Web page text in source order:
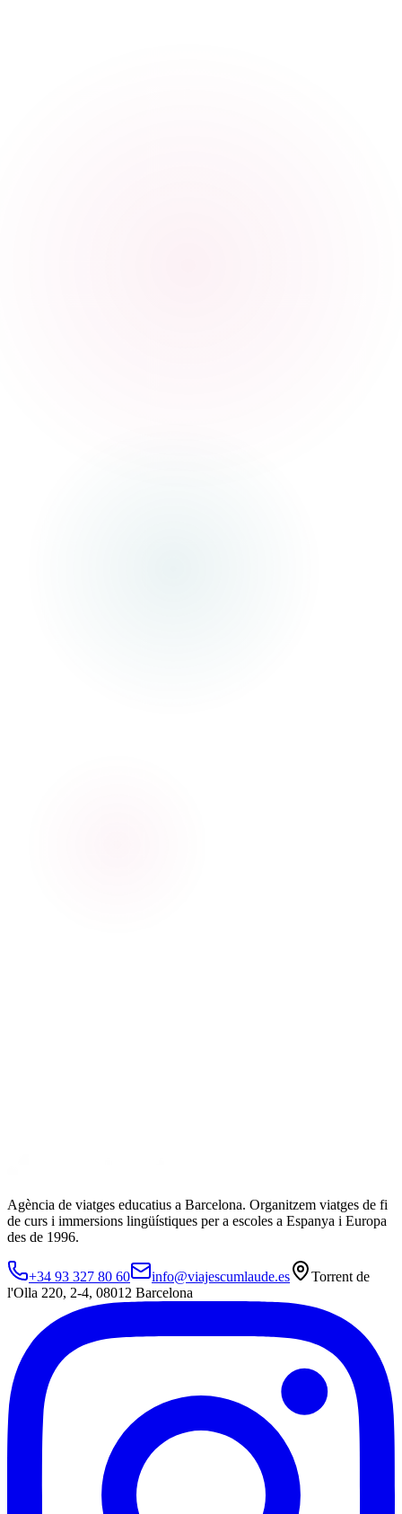
Agència de viatges educatius a Barcelona. Organitzem viatges de fi
de curs i immersions lingüístiques per a escoles a Espanya i Europa
des de 1996.
+34 93 327 80 60 info@viajescumlaude.es
Torrent de
l'Olla 220, 2-4, 08012 Barcelona